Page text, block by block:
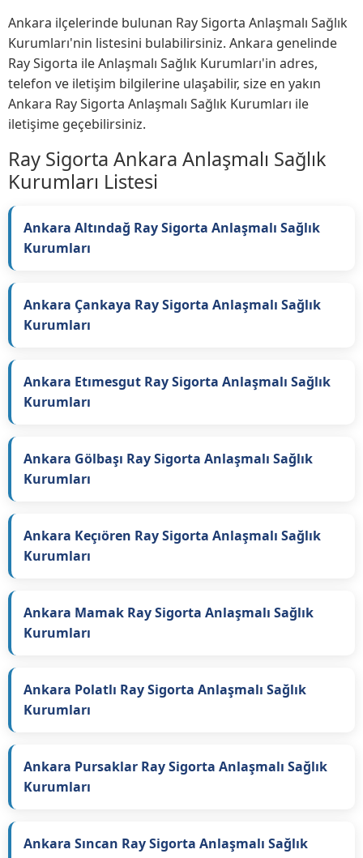
Ankara ilçelerinde bulunan Ray Sigorta Anlaşmalı Sağlık
Kurumları'nin listesini bulabilirsiniz. Ankara genelinde
Ray Sigorta ile Anlaşmalı Sağlık Kurumları'in adres,
telefon ve iletişim bilgilerine ulaşabilir, size en yakın
Ankara Ray Sigorta Anlaşmalı Sağlık Kurumları ile
iletişime geçebilirsiniz.
Ray Sigorta Ankara Anlaşmalı Sağlık
Kurumları Listesi
Ankara Altındağ Ray Sigorta Anlaşmalı Sağlık
Kurumları
Ankara Çankaya Ray Sigorta Anlaşmalı Sağlık
Kurumları
Ankara Etımesgut Ray Sigorta Anlaşmalı Sağlık
Kurumları
Ankara Gölbaşı Ray Sigorta Anlaşmalı Sağlık
Kurumları
Ankara Keçıören Ray Sigorta Anlaşmalı Sağlık
Kurumları
Ankara Mamak Ray Sigorta Anlaşmalı Sağlık
Kurumları
Ankara Polatlı Ray Sigorta Anlaşmalı Sağlık
Kurumları
Ankara Pursaklar Ray Sigorta Anlaşmalı Sağlık
Kurumları
Ankara Sıncan Ray Sigorta Anlaşmalı Sağlık